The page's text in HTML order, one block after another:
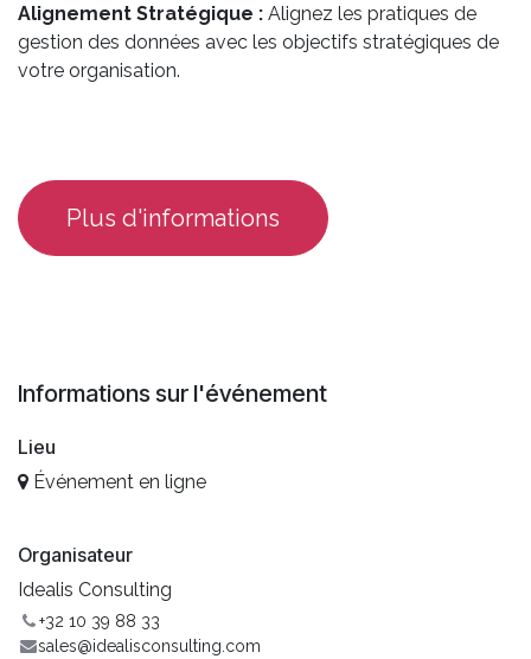
Alignement Stratégique : Alignez les pratiques de
gestion des données avec les objectifs stratégiques de
votre organisation. ​
​Plus d'informations
Informations sur l'événement
Lieu
Événement en ligne
Organisateur
Idealis Consulting
+32 10 39 88 33
sales@idealisconsulting.com